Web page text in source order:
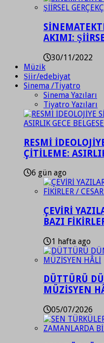
AKIMI:
30/11/2022
Müzik
Şiir/edebiyat
Sinema /Tiyatro
Sinema Yazıları
Tiyatro Yazıları
RESMİ
ÇİTİLEME:
6 gün ago
ÇEVİRİ
BAZI
1 hafta ago
DÜTTÜRÜ
MÜZİSYEN
05/07/2026